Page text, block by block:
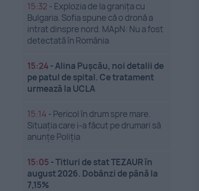
15:32 - Explozia de la granița cu
Bulgaria. Sofia spune că o dronă a
intrat dinspre nord. MApN: Nu a fost
detectată în România
15:24-Alina Pușcău, noi detalii de
pe patul de spital. Ce tratament
urmează la UCLA
15:14 - Pericol în drum spre mare.
Situația care i-a făcut pe drumari să
anunțe Poliția
15:05 -Titluri de stat TEZAUR în
august 2026. Dobânzi de până la
7,15%